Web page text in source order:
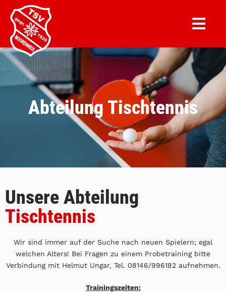
Abteilung Tischtennis
Unsere Abteilung
Tischtennis
Wir sind immer auf der Suche nach neuen Spielern; egal
welchen Alters! Bei Fragen zu einem Probetraining bitte
Verbindung mit Helmut Ungar, Tel. 08146/996182 aufnehmen.
Trainingszeiten: